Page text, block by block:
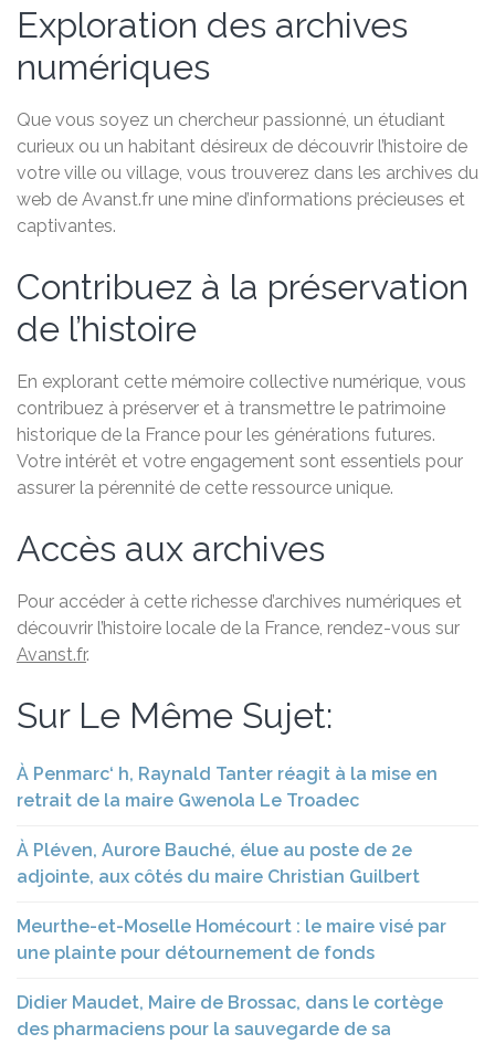
Exploration des archives
numériques
Que vous soyez un chercheur passionné, un étudiant
curieux ou un habitant désireux de découvrir l’histoire de
votre ville ou village, vous trouverez dans les archives du
web de Avanst.fr une mine d’informations précieuses et
captivantes.
Contribuez à la préservation
de l’histoire
En explorant cette mémoire collective numérique, vous
contribuez à préserver et à transmettre le patrimoine
historique de la France pour les générations futures.
Votre intérêt et votre engagement sont essentiels pour
assurer la pérennité de cette ressource unique.
Accès aux archives
Pour accéder à cette richesse d’archives numériques et
découvrir l’histoire locale de la France, rendez-vous sur
Avanst.fr.
Sur Le Même Sujet:
À Penmarc‘ h, Raynald Tanter réagit à la mise en
retrait de la maire Gwenola Le Troadec
À Pléven, Aurore Bauché, élue au poste de 2e
adjointe, aux côtés du maire Christian Guilbert
Meurthe-et-Moselle Homécourt : le maire visé par
une plainte pour détournement de fonds
Didier Maudet, Maire de Brossac, dans le cortège
des pharmaciens pour la sauvegarde de sa